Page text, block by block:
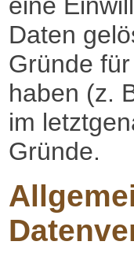
eine
Daten
Gründe
haben (z.
im
Gründe.